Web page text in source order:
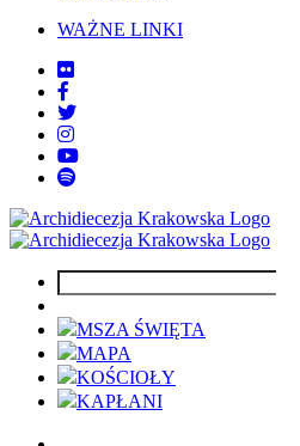
WAŻNE LINKI
MSZA ŚWIĘTA
MAPA
KOŚCIOŁY
KAPŁANI